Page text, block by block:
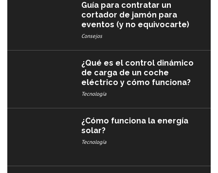
Guía para contratar un
cortador de jamón para
eventos (y no equivocarte)
Consejos
¿Qué es el control dinámico
de carga de un coche
eléctrico y cómo funciona?
Tecnología
¿Cómo funciona la energía
solar?
Tecnología